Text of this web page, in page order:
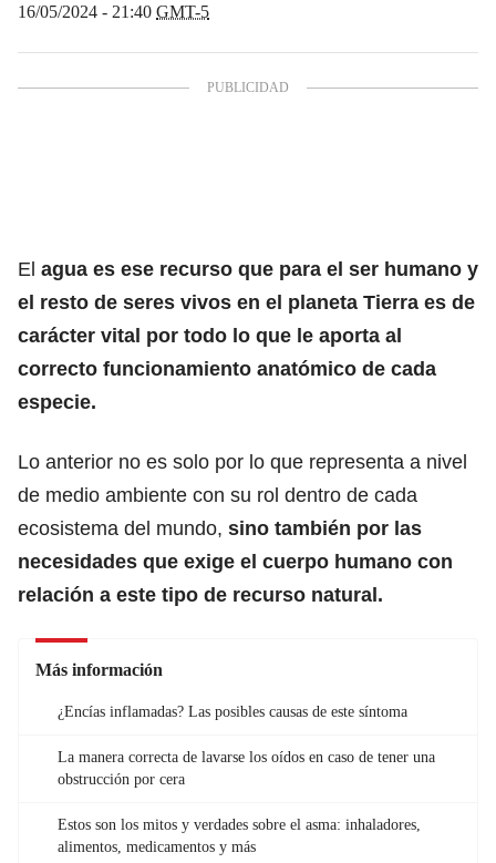
16/05/2024 - 21:40 GMT-5
El agua es ese recurso que para el ser humano y
el resto de seres vivos en el planeta Tierra es de
carácter vital por todo lo que le aporta al
correcto funcionamiento anatómico de cada
especie.
Lo anterior no es solo por lo que representa a nivel
de medio ambiente con su rol dentro de cada
ecosistema del mundo, sino también por las
necesidades que exige el cuerpo humano con
relación a este tipo de recurso natural.
Más información
¿Encías inflamadas? Las posibles causas de este síntoma
La manera correcta de lavarse los oídos en caso de tener una
obstrucción por cera
Estos son los mitos y verdades sobre el asma: inhaladores,
alimentos, medicamentos y más